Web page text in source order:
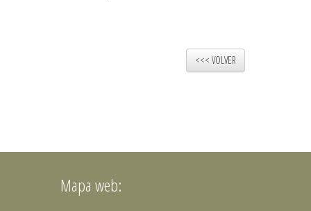
<<< VOLVER
Mapa web: